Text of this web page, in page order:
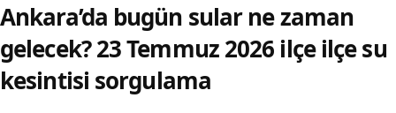
Ankara’da bugün sular ne zaman
gelecek? 23 Temmuz 2026 ilçe ilçe su
kesintisi sorgulama